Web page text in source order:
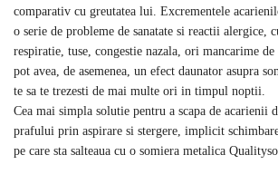
comparativ cu greutatea lui. Excrementele
o serie de probleme de sanatate si reactii
respiratie, tuse, congestie nazala, ori mancarime
pot avea, de asemenea, un efect daunator asupra
te sa te trezesti de mai multe ori in timpul noptii.
Cea mai simpla solutie pentru a scapa de acarienii
prafului prin aspirare si stergere, implicit
pe care sta salteaua cu o somiera metalica